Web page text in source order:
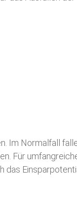
Im Normalfall
Für
das